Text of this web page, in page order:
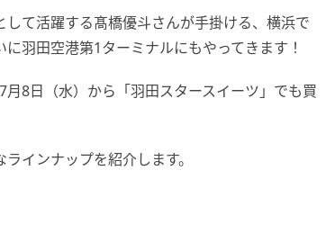
て活躍する髙橋優斗さんが手掛ける、横浜で
羽田空港第1ターミナルにもやってきます！
8日（水）から「羽田スタースイーツ」でも買
インナップを紹介します。